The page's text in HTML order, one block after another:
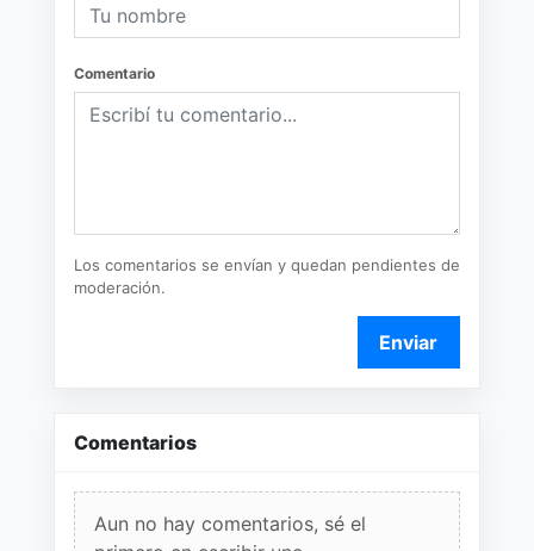
Comentario
Los comentarios se envían y quedan pendientes de
moderación.
Enviar
Comentarios
Aun no hay comentarios, sé el